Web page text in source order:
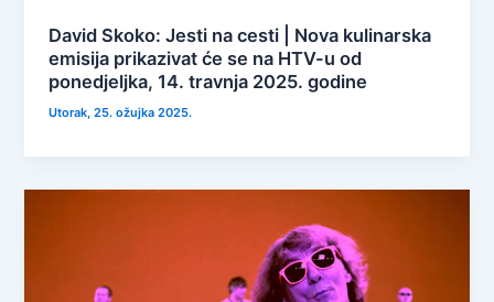
David Skoko: Jesti na cesti | Nova kulinarska
emisija prikazivat će se na HTV-u od
ponedjeljka, 14. travnja 2025. godine
Utorak, 25. ožujka 2025.